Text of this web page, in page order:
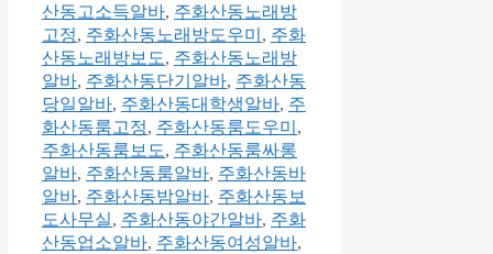
산동고소득알바, 주화산동노래방
고정, 주화산동노래방도우미 , 주화
산동노래방보도, 주화산동노래방
알바, 주화산동단기알바, 주화산동
당일알바, 주화산동대학생알바, 주
화산동룸고정, 주화산동룸도우미 ,
주화산동룸보도, 주화산동룸싸롱
알바, 주화산동룸알바, 주화산동바
알바, 주화산동밤알바, 주화산동보
도사무실, 주화산동야간알바, 주화
산동업소알바, 주화산동여성알바,